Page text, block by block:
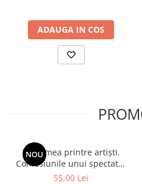
ADAUGA IN COS
NOU
Viața mea printre artiști.
Confesiunile unui spectator
fidel
55,00 Lei